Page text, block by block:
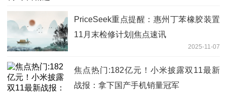
PriceSeek重点提醒：惠州丁苯橡胶装置
11月末检修计划|焦点速讯
2025-11-07
焦点热门:182亿元！小米披露双11最新
战报：拿下国产手机销量冠军